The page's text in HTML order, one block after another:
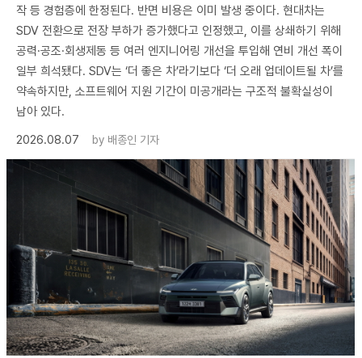
작 등 경험층에 한정된다. 반면 비용은 이미 발생 중이다. 현대차는
SDV 전환으로 전장 부하가 증가했다고 인정했고, 이를 상쇄하기 위해
공력·공조·회생제동 등 여러 엔지니어링 개선을 투입해 연비 개선 폭이
일부 희석됐다. SDV는 ‘더 좋은 차’라기보다 ‘더 오래 업데이트될 차’를
약속하지만, 소프트웨어 지원 기간이 미공개라는 구조적 불확실성이
남아 있다.
2026.08.07
by 배종인 기자